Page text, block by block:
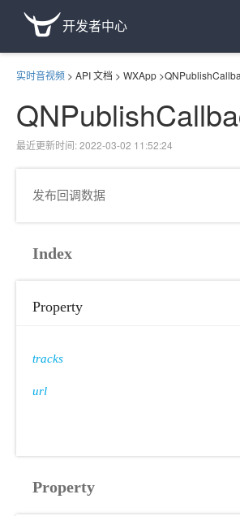
开发者中心
实时音视频 > API 文档 > WXApp >
最近更新时间: 2022-03-02 11:52:24
发布回调数据
Index
Property
tracks
url
Property